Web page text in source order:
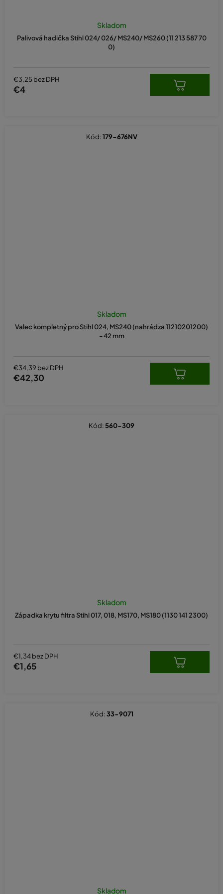
Palivová hadička Stihl 024/ 026/ MS240/ MS260 (11 213 587 70
0)
Skladom
€3,25 bez DPH
€4
Valec kompletný pro Stihl 024, MS240 (nahrádza 11210201200)
- 42 mm
Skladom
€34,39 bez DPH
€42,30
Kód:179-676NV
Západka krytu filtra Stihl 017, 018, MS170, MS180 (1130 141 2300)
Skladom
€1,34 bez DPH
€1,65
Kód: 560-309
Skladom
Kód:33-9071